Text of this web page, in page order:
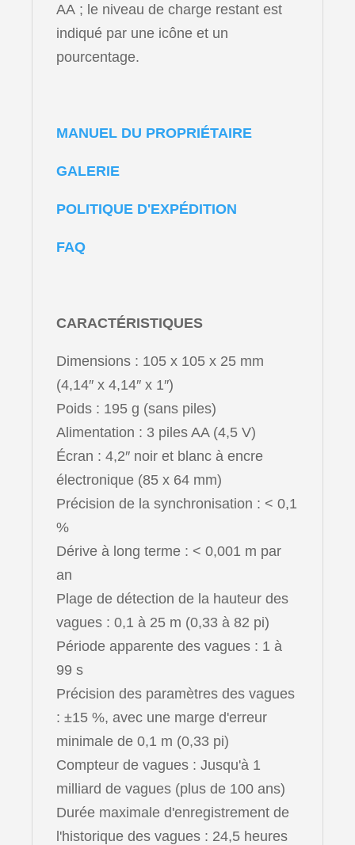
AA ; le niveau de charge restant est
indiqué par une icône et un
pourcentage.
MANUEL DU PROPRIÉTAIRE
GALERIE
POLITIQUE D'EXPÉDITION
FAQ
CARACTÉRISTIQUES
Dimensions : 105 x 105 x 25 mm
(4,14″ x 4,14″ x 1″)
Poids : 195 g (sans piles)
Alimentation : 3 piles AA (4,5 V)
Écran : 4,2″ noir et blanc à encre
électronique (85 x 64 mm)
Précision de la synchronisation : < 0,1
%
Dérive à long terme : < 0,001 m par
an
Plage de détection de la hauteur des
vagues : 0,1 à 25 m (0,33 à 82 pi)
Période apparente des vagues : 1 à
99 s
Précision des paramètres des vagues
: ±15 %, avec une marge d'erreur
minimale de 0,1 m (0,33 pi)
Compteur de vagues : Jusqu'à 1
milliard de vagues (plus de 100 ans)
Durée maximale d'enregistrement de
l'historique des vagues : 24,5 heures